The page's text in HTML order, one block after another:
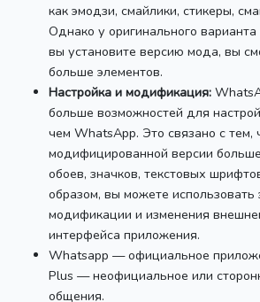
как эмодзи, смайлики, стикеры,
Однако у оригинального
вы установите версию мода, вы
больше элементов.
Настройка и модификация:
больше возможностей для
чем WhatsApp. Это связано с тем,
модифицированной версии
обоев, значков, текстовых
образом, вы можете
модификации и изменения
интерфейса приложения.
Whatsapp — официальное
Plus — неофициальное или
общения.